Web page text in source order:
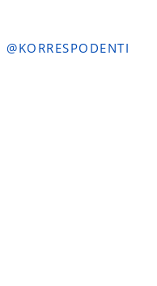
@KORRESPODENTI